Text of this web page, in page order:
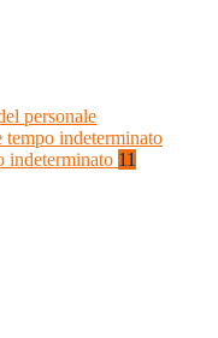
personale
tempo indeterminato
indeterminato 11